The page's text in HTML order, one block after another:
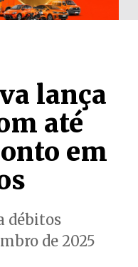
lança
até
em
débitos
de 2025